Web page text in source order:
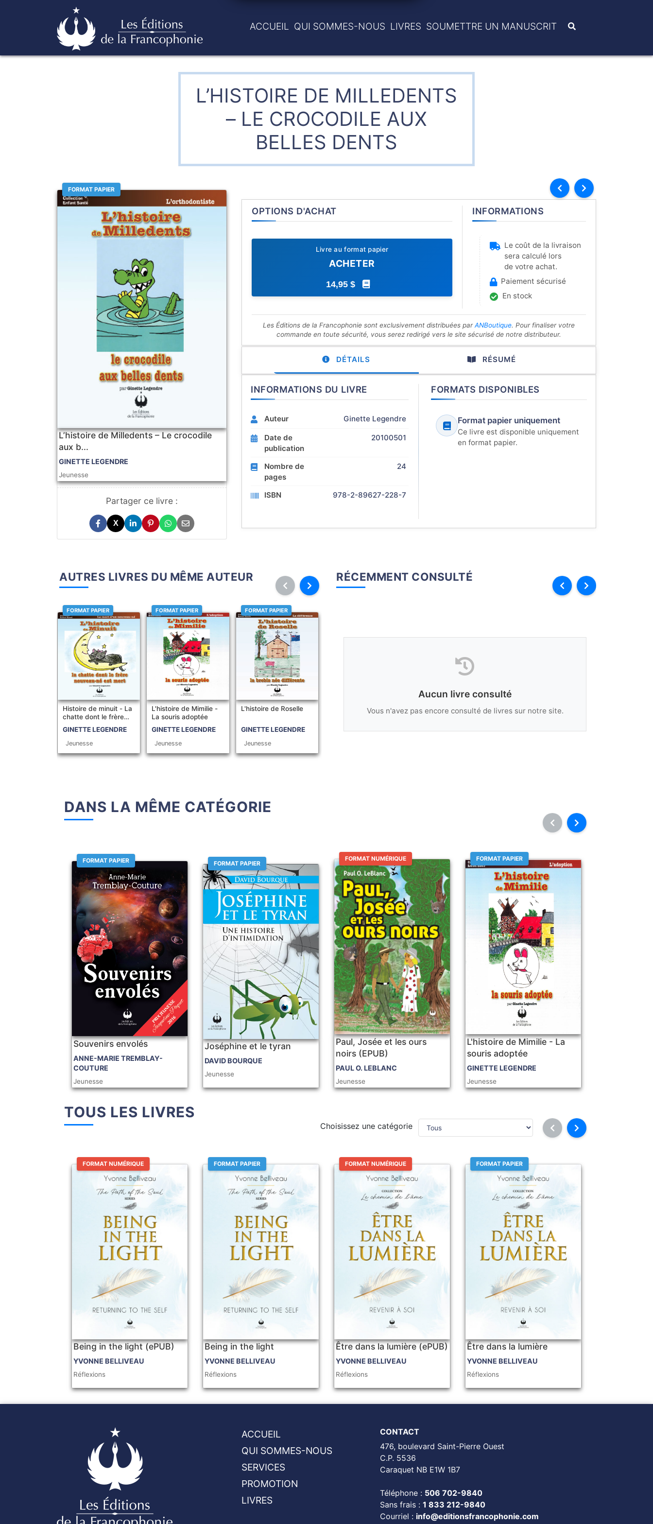
Skip
Éditions de la francophonie
ACCUEIL QUI SOMMES-NOUS LIVRES SOUMETTRE UN MANUSCRIT
L’HISTOIRE DE MILLEDENTS
– LE CROCODILE AUX
BELLES DENTS
FORMAT PAPIER
L’histoire de Milledents – Le crocodile
aux b...
GINETTE LEGENDRE
Jeunesse
Partager ce livre :
X
OPTIONS D'ACHAT
Livre au format papier
ACHETER
14,95 $
INFORMATIONS
Le coût de la livraison
sera calculé lors
de votre achat.
Paiement sécurisé
En stock
Les Éditions de la Francophonie sont exclusivement distribuées parANBoutique. Pour finaliser votre
commande en toute sécurité, vous serez redirigé vers le site sécurisé de notre distributeur.
DÉTAILS RÉSUMÉ
INFORMATIONS DU LIVRE
Auteur Ginette Legendre
Date de
publication
20100501
Nombre de
pages
24
ISBN 978-2-89627-228-7
FORMATS DISPONIBLES
Format papier uniquement
Ce livre est disponible uniquement
en format papier.
AUTRES LIVRES DU MÊME AUTEUR
FORMAT PAPIER
Histoire de minuit - La
chatte dont le frère
nouveau-né e...
GINETTE LEGENDRE
Jeunesse
FORMAT PAPIER
L'histoire de Mimilie -
La souris adoptée
GINETTE LEGENDRE
Jeunesse
FORMAT PAPIER
L'histoire de Roselle
GINETTE LEGENDRE
Jeunesse
RÉCEMMENT CONSULTÉ
Aucun livre consulté
Vous n'avez pas encore consulté de livres sur notre site.
DANS LA MÊME CATÉGORIE
FORMAT PAPIER
Souvenirs envolés
ANNE-MARIE TREMBLAY-
COUTURE
Jeunesse
FORMAT PAPIER
Joséphine et le tyran
DAVID BOURQUE
Jeunesse
FORMAT NUMÉRIQUE
Paul, Josée et les ours
noirs (EPUB)
PAUL O. LEBLANC
Jeunesse
FORMAT PAPIER
L'histoire de Mimilie - La
souris adoptée
GINETTE LEGENDRE
Jeunesse
TOUS LES LIVRES
Choisissez une catégorie
FORMAT NUMÉRIQUE
Being in the light (ePUB)
YVONNE BELLIVEAU
Réflexions
FORMAT PAPIER
Being in the light
YVONNE BELLIVEAU
Réflexions
FORMAT NUMÉRIQUE
Être dans la lumière (ePUB)
YVONNE BELLIVEAU
Réflexions
FORMAT PAPIER
Être dans la lumière
YVONNE BELLIVEAU
Réflexions
ACCUEIL
QUI SOMMES-NOUS
SERVICES
PROMOTION
LIVRES
CONTACT
476, boulevard Saint-Pierre Ouest
C.P. 5536
Caraquet NB E1W 1B7
Téléphone : 506 702-9840
Sans frais : 1 833 212-9840
Courriel : info@editionsfrancophonie.com